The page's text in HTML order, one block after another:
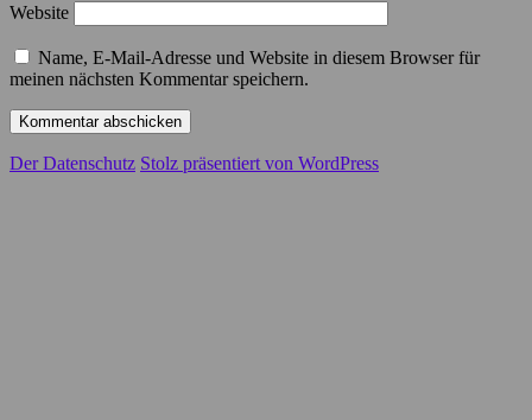
Website
Name, E-Mail-Adresse und Website in diesem Browser für
meinen nächsten Kommentar speichern.
Der Datenschutz Stolz präsentiert von WordPress